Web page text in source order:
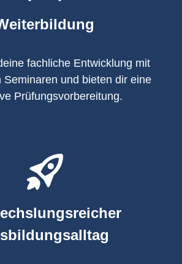
fachliche Entwicklung mit
Seminaren und bieten dir eine
Prüfungsvorbereitung.